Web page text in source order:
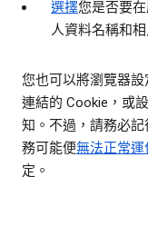
選擇您是否要
人資料名稱和相
您也可以將瀏覽器
連結的 Cookie，或
知。不過，請務必
務可能便無法正常運
定。